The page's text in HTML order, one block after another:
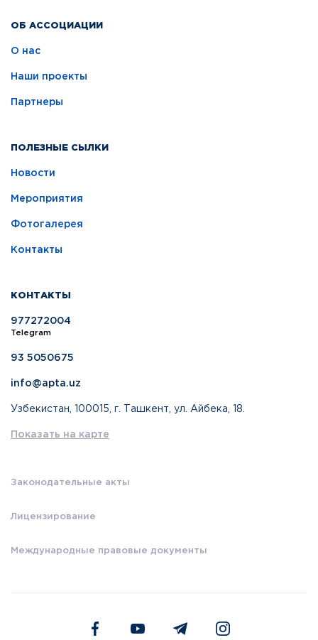
ОБ АССОЦИАЦИИ
О нас
Наши проекты
Партнеры
ПОЛЕЗНЫЕ СЫЛКИ
Новости
Мероприятия
Фотогалерея
Контакты
КОНТАКТЫ
977272004
Telegram
93 5050675
info@apta.uz
Узбекистан, 100015, г. Ташкент, ул. Айбека, 18.
Показать на карте
Законодательные акты
Лицензирование
Международные правовые документы